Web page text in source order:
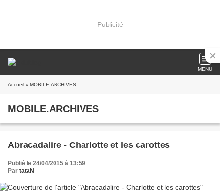
Publicité
MENU
Accueil » MOBILE.ARCHIVES
MOBILE.ARCHIVES
Abracadalire - Charlotte et les carottes
Publié le 24/04/2015 à 13:59
Par tataN